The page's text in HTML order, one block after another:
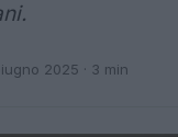
2025 · 3 min